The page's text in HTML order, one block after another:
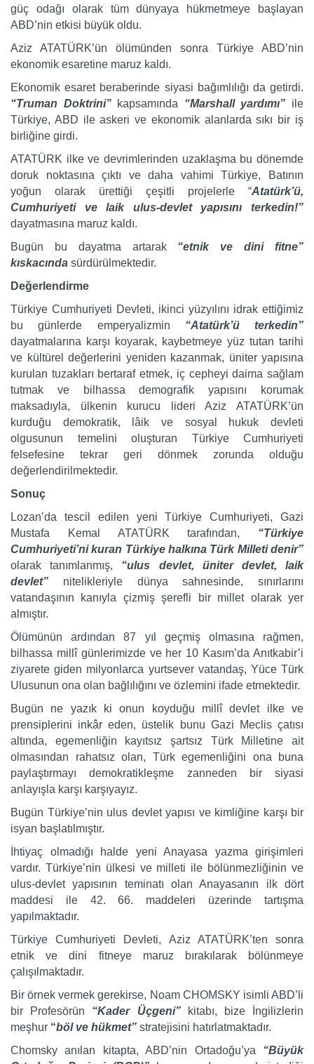
güç odağı olarak tüm dünyaya hükmetmeye başlayan
ABD’nin etkisi büyük oldu.
Aziz ATATÜRK’ün ölümünden sonra Türkiye ABD’nin
ekonomik esaretine maruz kaldı.
Ekonomik esaret beraberinde siyasi bağımlılığı da getirdi.
“Truman Doktrini”kapsamında “Marshall yardımı” ile
Türkiye, ABD ile askeri ve ekonomik alanlarda sıkı bir iş
birliğine girdi.
ATATÜRK ilke ve devrimlerinden uzaklaşma bu dönemde
doruk noktasına çıktı ve daha vahimi Türkiye, Batının
yoğun olarak ürettiği çeşitli projelerle “Atatürk’ü,
Cumhuriyeti ve laik ulus-devlet yapısını terkedin!”
dayatmasına maruz kaldı.
Bugün bu dayatma artarak “etnik ve dini fitne”
kıskacında sürdürülmektedir.
Değerlendirme
Türkiye Cumhuriyeti Devleti, ikinci yüzyılını idrak ettiğimiz
bu günlerde emperyalizmin “Atatürk’ü terkedin”
dayatmalarına karşı koyarak, kaybetmeye yüz tutan tarihi
ve kültürel değerlerini yeniden kazanmak, üniter yapısına
kurulan tuzakları bertaraf etmek, iç cepheyi daima sağlam
tutmak ve bilhassa demografik yapısını korumak
maksadıyla, ülkenin kurucu lideri Aziz ATATÜRK’ün
kurduğu demokratik, lâik ve sosyal hukuk devleti
olgusunun temelini oluşturan Türkiye Cumhuriyeti
felsefesine tekrar geri dönmek zorunda olduğu
değerlendirilmektedir.
Sonuç
Lozan’da tescil edilen yeni Türkiye Cumhuriyeti, Gazi
Mustafa Kemal ATATÜRK tarafından, “Türkiye
Cumhuriyeti’ni kuran Türkiye halkına Türk Milleti denir”
olarak tanımlanmış, “ulus devlet, üniter devlet, laik
devlet” nitelikleriyle dünya sahnesinde, sınırlarını
vatandaşının kanıyla çizmiş şerefli bir millet olarak yer
almıştır.
Ölümünün ardından 87 yıl geçmiş olmasına rağmen,
bilhassa millî günlerimizde ve her 10 Kasım’da Anıtkabir’i
ziyarete giden milyonlarca yurtsever vatandaş, Yüce Türk
Ulusunun ona olan bağlılığını ve özlemini ifade etmektedir.
Bugün ne yazık ki onun koyduğu millî devlet ilke ve
prensiplerini inkâr eden, üstelik bunu Gazi Meclis çatısı
altında, egemenliğin kayıtsız şartsız Türk Milletine ait
olmasından rahatsız olan, Türk egemenliğini ona buna
paylaştırmayı demokratikleşme zanneden bir siyasi
anlayışla karşı karşıyayız.
Bugün Türkiye’nin ulus devlet yapısı ve kimliğine karşı bir
isyan başlatılmıştır.
İhtiyaç olmadığı halde yeni Anayasa yazma girişimleri
vardır. Türkiye’nin ülkesi ve milleti ile bölünmezliğinin ve
ulus-devlet yapısının teminatı olan Anayasanın ilk dört
maddesi ile 42. 66. maddeleri üzerinde tartışma
yapılmaktadır.
Türkiye Cumhuriyeti Devleti, Aziz ATATÜRK’ten sonra
etnik ve dini fitneye maruz bırakılarak bölünmeye
çalışılmaktadır.
Bir örnek vermek gerekirse, Noam CHOMSKY isimli ABD’li
bir Profesörün “Kader Üçgeni”kitabı, bize İngilizlerin
meşhur “böl ve hükmet” stratejisini hatırlatmaktadır.
Chomsky anılan kitapta, ABD’nin Ortadoğu’ya “Büyük